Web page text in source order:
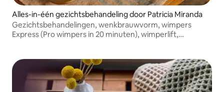
Alles-in-één gezichtsbehandeling door Patricia Miranda
Gezichtsbehandelingen, wenkbrauwvorm, wimpers
Express (Pro wimpers in 20 minuten), wimperlift,
gewaardeerd